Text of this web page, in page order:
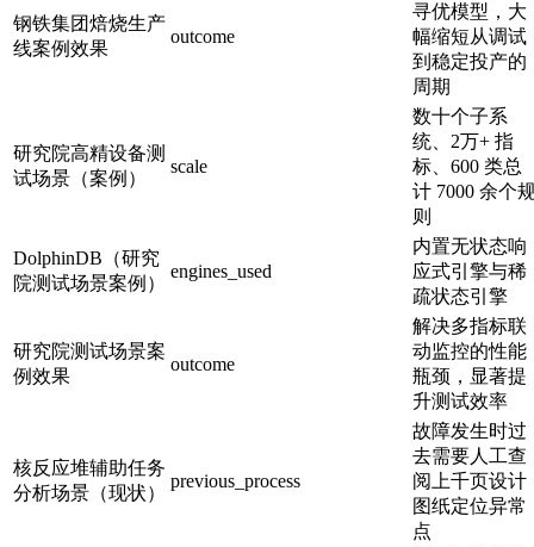
钢铁集团焙烧生产
线案例效果
outcome
寻优模型，大
幅缩短从调试
到稳定投产的
周期
研究院高精设备测
试场景（案例）
scale
数十个子系
统、2万+ 指
标、600 类总
计 7000 余个
则
DolphinDB（研究
院测试场景案例）
engines_used
内置无状态响
应式引擎与稀
疏状态引擎
研究院测试场景案
例效果
outcome
解决多指标联
动监控的性能
瓶颈，显著提
升测试效率
核反应堆辅助任务
分析场景（现状）
previous_process
故障发生时过
去需要人工查
阅上千页设计
图纸定位异常
点